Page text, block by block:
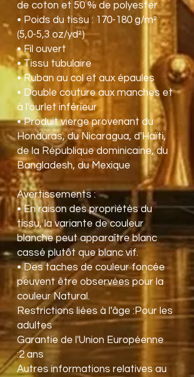
de coton et 50 % de polyester
• Poids du tissu : 170-180 g/m²
(5,0-5,3 oz/yd²)
• Fil ouvert
• Tissu tubulaire
• Ruban au col et aux épaules
• Double couture aux manches et
à l'ourlet inférieur
• Produit vierge provenant du
Honduras, du Nicaragua, d'Haïti,
de la République dominicaine, du
Bangladesh, du Mexique
Avertissements :
• En raison des propriétés du
tissu, la variante de couleur
blanche peut apparaître blanc
cassé plutôt que blanc vif.
• Des taches de couleur foncée
peuvent être observées pour la
couleur Natural.
Restrictions liées à l'âge :Pour les
adultes
Garantie de l'Union Européenne
:2 ans
Autres informations relatives au